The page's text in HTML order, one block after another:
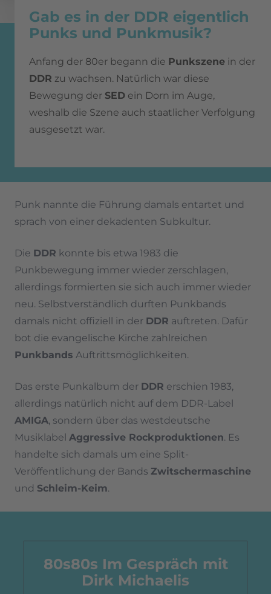
Gab es in der DDR eigentlich
Punks und Punkmusik?
Anfang der 80er begann die Punkszene in der
DDR zu wachsen. Natürlich war diese
Bewegung der SED ein Dorn im Auge,
weshalb die Szene auch staatlicher Verfolgung
ausgesetzt war.
Punk nannte die Führung damals entartet und
sprach von einer dekadenten Subkultur.
Die DDR konnte bis etwa 1983 die
Punkbewegung immer wieder zerschlagen,
allerdings formierten sie sich auch immer wieder
neu. Selbstverständlich durften Punkbands
damals nicht offiziell in der DDR auftreten. Dafür
bot die evangelische Kirche zahlreichen
Punkbands Auftrittsmöglichkeiten.
Das erste Punkalbum der DDR erschien 1983,
allerdings natürlich nicht auf dem DDR-Label
AMIGA, sondern über das westdeutsche
Musiklabel Aggressive Rockproduktionen. Es
handelte sich damals um eine Split-
Veröffentlichung der Bands Zwitschermaschine
und Schleim-Keim.
80s80s Im Gespräch mit
Dirk Michaelis